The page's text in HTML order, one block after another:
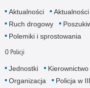
Aktualności
Ruch drogowy
Polemiki i sprostowania
O Policji
Jednostki Kierownictwo
Organizacja
Policja w